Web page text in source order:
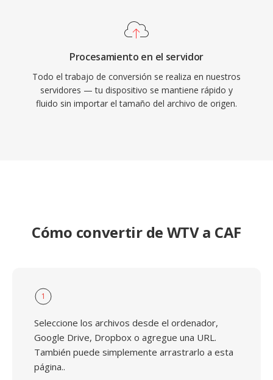
Procesamiento en el servidor
Todo el trabajo de conversión se realiza en nuestros
servidores — tu dispositivo se mantiene rápido y
fluido sin importar el tamaño del archivo de origen.
Cómo convertir de WTV a CAF
1
Seleccione los archivos desde el ordenador,
Google Drive, Dropbox o agregue una URL.
También puede simplemente arrastrarlo a esta
página..